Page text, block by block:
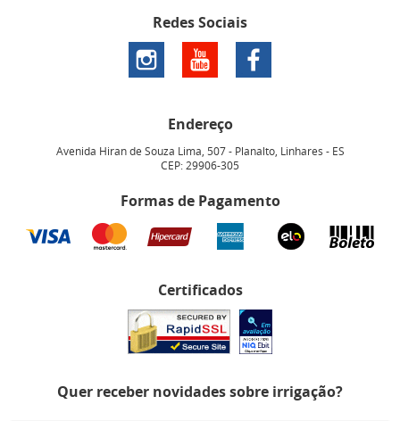
Redes Sociais
Endereço
Avenida Hiran de Souza Lima, 507- Planalto, Linhares - ES
CEP: 29906-305
Formas de Pagamento
Certificados
Quer receber novidades sobre irrigação?